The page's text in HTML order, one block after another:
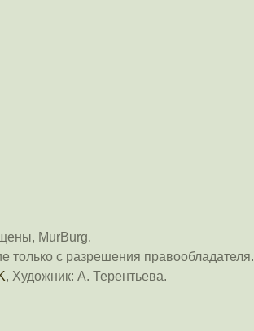
MurBurg.
только с разрешения правообладателя.
, Художник: А. Терентьева.